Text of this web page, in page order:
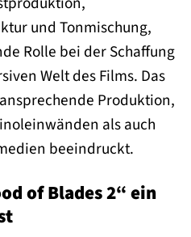
und Tonmischung,
Rolle bei der Schaffung
Welt des Films. Das
Produktion,
als auch
beeindruckt.
of Blades 2“ ein